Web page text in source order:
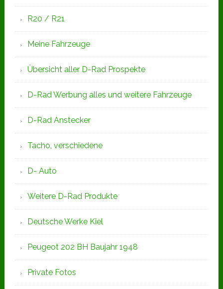
R20 / R21
Meine Fahrzeuge
Übersicht aller D-Rad Prospekte
D-Rad Werbung alles und weitere Fahrzeuge
D-Rad Anstecker
Tacho, verschiedene
D- Auto
Weitere D-Rad Produkte
Deutsche Werke Kiel
Peugeot 202 BH Baujahr 1948
Private Fotos